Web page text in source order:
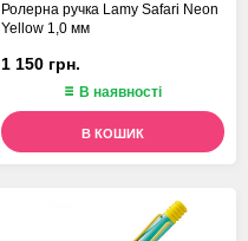
Ролерна ручка Lamy Safari Neon
Yellow 1,0 мм
1 150 грн.
В наявності
В КОШИК